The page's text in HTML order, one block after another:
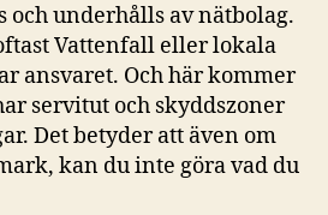
underhålls av nätbolag.
Vattenfall eller lokala
ansvaret. Och här kommer
servitut och skyddszoner
Det betyder att även om
kan du inte göra vad du